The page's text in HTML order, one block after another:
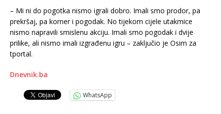
– Mi ni do pogotka nismo igrali dobro. Imali smo prodor, pa
prekršaj, pa korner i pogodak. No tijekom cijele utakmice
nismo napravili smislenu akciju. Imali smo pogodak i dvije
prilike, ali nismo imali izgrađenu igru – zaključio je Osim za
tportal.
Dnevnik.ba
WhatsApp